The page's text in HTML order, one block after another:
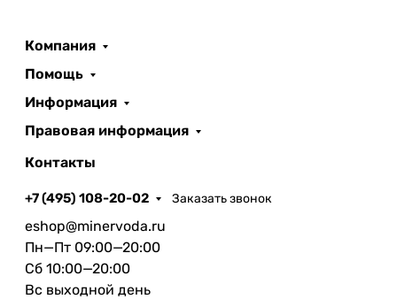
Компания
Помощь
Информация
Правовая информация
Контакты
+7 (495) 108-20-02 Заказать звонок
eshop@minervoda.ru
Пн—Пт 09:00—20:00
Сб 10:00—20:00
Вс выходной день